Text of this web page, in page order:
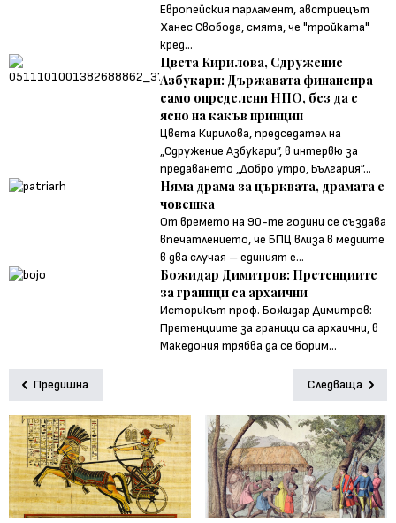
Европейския парламент, австриецът
Ханес Свобода, смята, че "тройката"
кред...
Цвета Кирилова, Сдружение
Азбукари: Държавата финансира
само определени НПО, без да е
ясно на какъв принцип
Цвета Кирилова, председател на
„Сдружение Азбукари”, в интервю за
предаването „Добро утро, България”...
Няма драма за църквата, драмата е
човешка
От времето на 90-те години се създава
впечатлението, че БПЦ влиза в медиите
в два случая – единият е...
Божидар Димитров: Претенциите
за граници са архаични
Историкът проф. Божидар Димитров:
Претенциите за граници са архаични, в
Македония трябва да се борим...
Предишна Следваща